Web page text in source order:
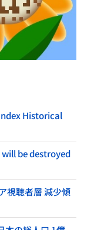
Historical
be destroyed
視聴者層 減少傾